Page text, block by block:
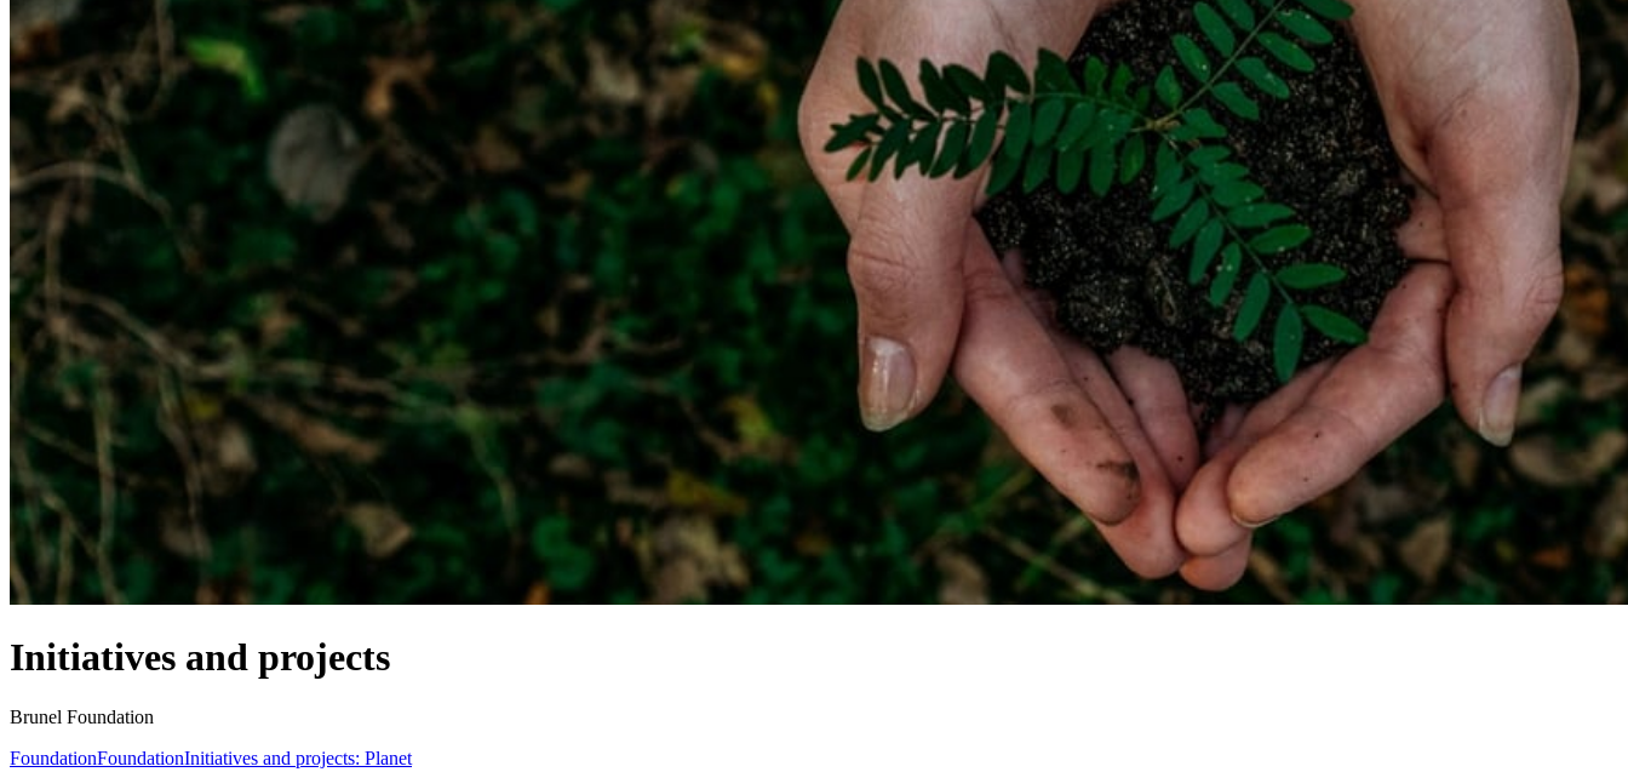
Initiatives and projects
Brunel Foundation
FoundationFoundationInitiatives and projects: Planet